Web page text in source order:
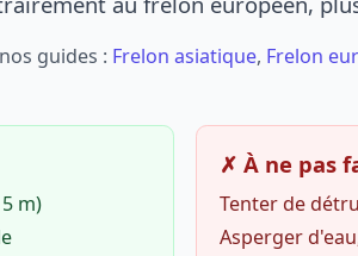
guides : Frelon asiatique, Frelon
m)
✗ À ne pas
Tenter de
Asperger